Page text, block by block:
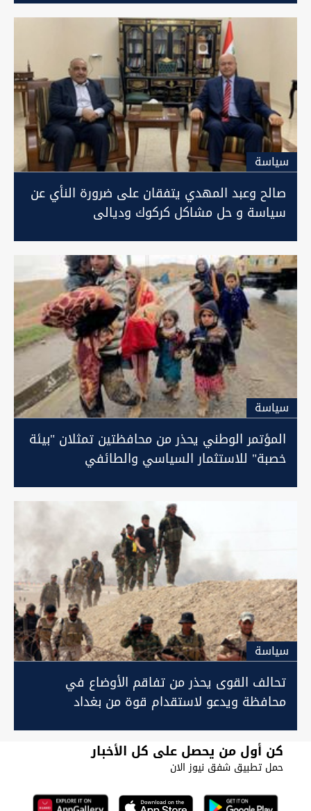
سیاسة
صالح وعبد المهدي يتفقان على ضرورة النأي عن
سياسة و حل مشاكل كركوك وديالى
سیاسة
المؤتمر الوطني يحذر من محافظتين تمثلان "بيئة
خصبة" للاستثمار السياسي والطائفي
سیاسة
تحالف القوى يحذر من تفاقم الأوضاع في
محافظة ويدعو لاستقدام قوة من بغداد
كن أول من يحصل على كل الأخبار
حمل تطبيق شفق نيوز الان